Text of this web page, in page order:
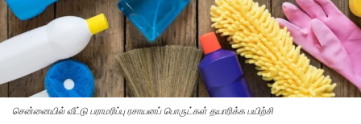
சென்னையில் வீட்டு பராமரிப்பு ரசாயனப் பொருட்கள் தயாரிக்க பயிற்சி